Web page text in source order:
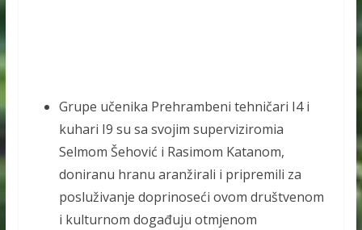
Grupe učenika Prehrambeni tehničari I4 i
kuhari I9 su sa svojim superviziromia
Selmom Šehović i Rasimom Katanom,
doniranu hranu aranžirali i pripremili za
posluživanje doprinoseći ovom društvenom
i kulturnom događuju otmjenom